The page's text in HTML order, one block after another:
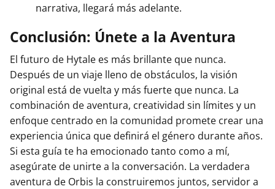
narrativa, llegará más adelante.
Conclusión: Únete a la Aventura
El futuro de Hytale es más brillante que nunca.
Después de un viaje lleno de obstáculos, la visión
original está de vuelta y más fuerte que nunca. La
combinación de aventura, creatividad sin límites y un
enfoque centrado en la comunidad promete crear una
experiencia única que definirá el género durante años.
Si esta guía te ha emocionado tanto como a mí,
asegúrate de unirte a la conversación. La verdadera
aventura de Orbis la construiremos juntos, servidor a